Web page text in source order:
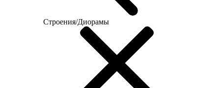
Строения/Диорамы